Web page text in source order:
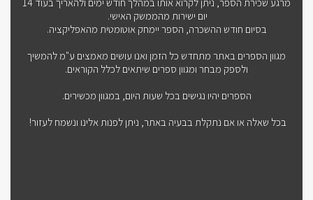
יום ישירות מהממשק האישי.
בסיום חודש ההשכרה, הספר יימחק אוטומטית מהאפליקציה.
מגוון הספרים באתר מתחדש כל הזמן ואנו עושים מאמצים ע"מ להמשיך
ולספק מבחר ומגוון ספרים שיתאים לכלל הקוראים.
הספרים יהיו נגישים בכל שעות היום, במגוון מכשירים.
בכל שאלה או אם נתקלת בבעיה באתר, ניתן לפנות אלינו ונשמח לעזור!